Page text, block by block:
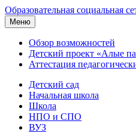
Образовательная социальная
Меню
Обзор возможностей
Детский проект «Алые
Аттестация
Детский сад
Начальная школа
Школа
НПО и СПО
ВУЗ